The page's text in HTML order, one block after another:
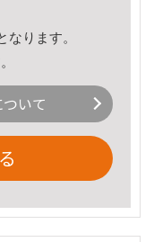
ります。
いて